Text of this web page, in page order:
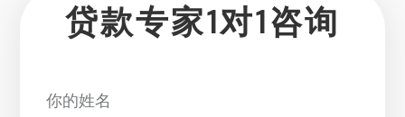
贷款专家1对1咨询